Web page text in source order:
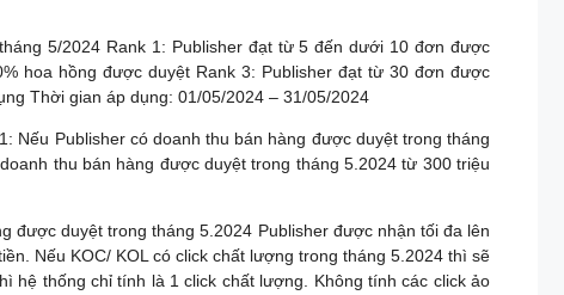
5/2024 Rank 1: Publisher đạt từ 5 đến dưới 10 đơn được
hoa hồng được duyệt Rank 3: Publisher đạt từ 30 đơn được
Thời gian áp dụng: 01/05/2024 – 31/05/2024
Nếu Publisher có doanh thu bán hàng được duyệt trong tháng
thu bán hàng được duyệt trong tháng 5.2024 từ 300 triệu
được duyệt trong tháng 5.2024 Publisher được nhận tối đa lên
Nếu KOC/ KOL có click chất lượng trong tháng 5.2024 thì sẽ
hệ thống chỉ tính là 1 click chất lượng. Không tính các click ảo